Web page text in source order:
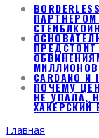
ПАРТНЕРОМ
CARDANO
ПОЧЕМУ
НЕ УПАЛА,
Главная